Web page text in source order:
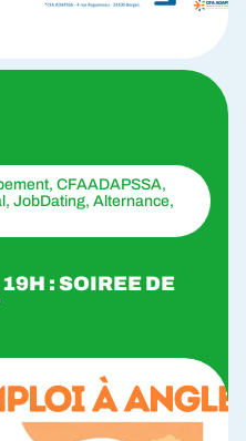
CFAADAPSSA,
JobDating, Alternance,
: SOIREE DE